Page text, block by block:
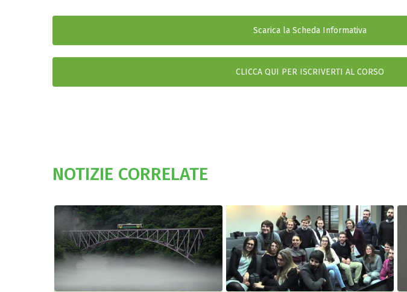
Scarica la Scheda Informativa
CLICCA QUI PER ISCRIVERTI AL CORSO
NOTIZIE CORRELATE